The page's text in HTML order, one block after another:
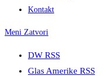
Kontakt
Meni Zatvori
DW RSS
Glas Amerike RSS